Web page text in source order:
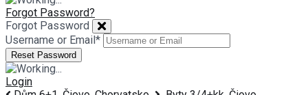
Forgot Password?
Forgot Password
Username or Email *
Login